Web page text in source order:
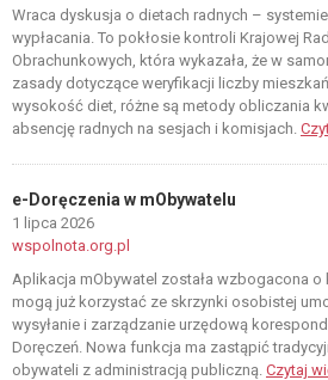
Wraca dyskusja o dietach radnych –
wypłacania. To pokłosie kontroli Krajowej
Obrachunkowych, która wykazała, że w
zasady dotyczące weryfikacji liczby
wysokość diet, różne są metody obliczania
absencję radnych na sesjach i komisjach.
e-Doręczenia w mObywatelu
1 lipca 2026
wspolnota.org.pl
Aplikacja mObywatel została wzbogacona o
mogą już korzystać ze skrzynki osobistej
wysyłanie i zarządzanie urzędową
Doręczeń. Nowa funkcja ma zastąpić
obywateli z administracją publiczną. Czytaj